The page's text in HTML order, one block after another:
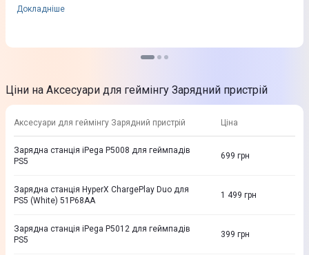
Докладніше
Ціни на Аксесуари для геймінгу Зарядний пристрій
Аксесуари для геймінгу Зарядний пристрій Ціна
Зарядна станція iPega P5008 для геймпадів
PS5
699 грн
Зарядна станція HyperX ChargePlay Duo для
PS5 (White) 51P68AA
1 499 грн
Зарядна станція iPega P5012 для геймпадів
PS5
399 грн